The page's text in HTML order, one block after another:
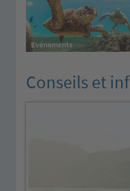
Evénements
Conseils et